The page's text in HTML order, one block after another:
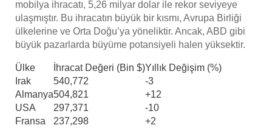
mobilya ihracatı, 5,26 milyar dolar ile rekor seviyeye
ulaşmıştır​. Bu ihracatın büyük bir kısmı, Avrupa Birliği
ülkelerine ve Orta Doğu’ya yöneliktir. Ancak, ABD gibi
büyük pazarlarda büyüme potansiyeli halen yüksektir.
Ülke İhracat Değeri (Bin $)Yıllık Değişim (%)
Irak
540,772
-3
Almanya504,821
+12
USA
297,371
-10
Fransa
237,298
+2